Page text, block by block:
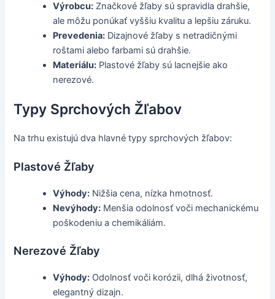
Výrobcu: Značkové žľaby sú spravidla drahšie,
ale môžu ponúkať vyššiu kvalitu a lepšiu záruku.
Prevedenia: Dizajnové žľaby s netradičnými
roštami alebo farbami sú drahšie.
Materiálu: Plastové žľaby sú lacnejšie ako
nerezové.
Typy Sprchových Žľabov
Na trhu existujú dva hlavné typy sprchových žľabov:
Plastové Žľaby
Výhody: Nižšia cena, nízka hmotnosť.
Nevýhody: Menšia odolnosť voči mechanickému
poškodeniu a chemikáliám.
Nerezové Žľaby
Výhody: Odolnosť voči korózii, dlhá životnosť,
elegantný dizajn.